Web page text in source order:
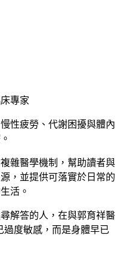
專家
性疲勞、代謝困擾與體內
雜醫學機制，幫助讀者與
，並提供可落實於日常的
活。
解答的人，在與郭育祥醫
度敏感，而是身體早已